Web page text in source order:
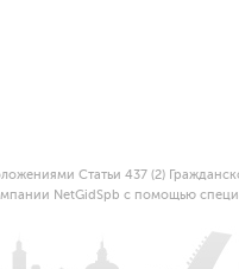
Статьи 437 (2)
NetGidSpb с помощью